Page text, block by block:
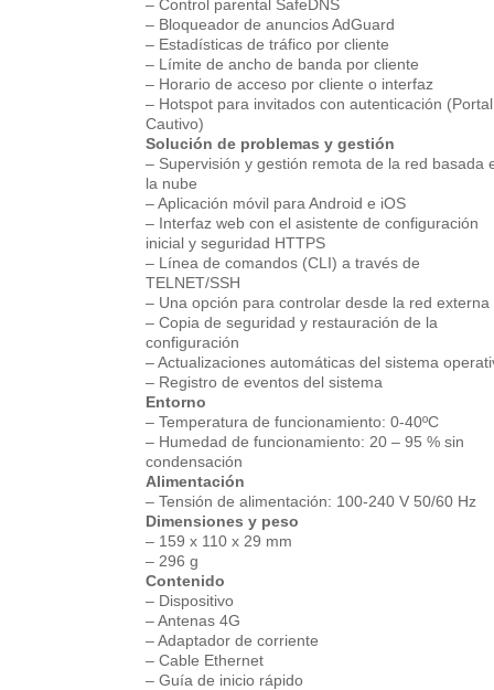
– Control parental SafeDNS
– Bloqueador de anuncios AdGuard
– Estadísticas de tráfico por cliente
– Límite de ancho de banda por cliente
– Horario de acceso por cliente o interfaz
– Hotspot para invitados con autenticación (Portal
Cautivo)
Solución de problemas y gestión
– Supervisión y gestión remota de la red basada
la nube
– Aplicación móvil para Android e iOS
– Interfaz web con el asistente de configuración
inicial y seguridad HTTPS
– Línea de comandos (CLI) a través de
TELNET/SSH
– Una opción para controlar desde la red externa
– Copia de seguridad y restauración de la
configuración
– Actualizaciones automáticas del sistema
– Registro de eventos del sistema
Entorno
– Temperatura de funcionamiento: 0-40ºC
– Humedad de funcionamiento: 20 – 95 % sin
condensación
Alimentación
– Tensión de alimentación: 100-240 V 50/60 Hz
Dimensiones y peso
– 159 x 110 x 29 mm
– 296 g
Contenido
– Dispositivo
– Antenas 4G
– Adaptador de corriente
– Cable Ethernet
– Guía de inicio rápido